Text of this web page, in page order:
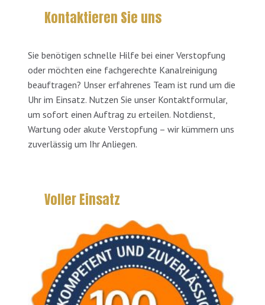
Kontaktieren Sie uns
Sie benötigen schnelle Hilfe bei einer Verstopfung
oder möchten eine fachgerechte Kanalreinigung
beauftragen? Unser erfahrenes Team ist rund um die
Uhr im Einsatz. Nutzen Sie unser Kontaktformular,
um sofort einen Auftrag zu erteilen. Notdienst,
Wartung oder akute Verstopfung – wir kümmern uns
zuverlässig um Ihr Anliegen.
Voller Einsatz